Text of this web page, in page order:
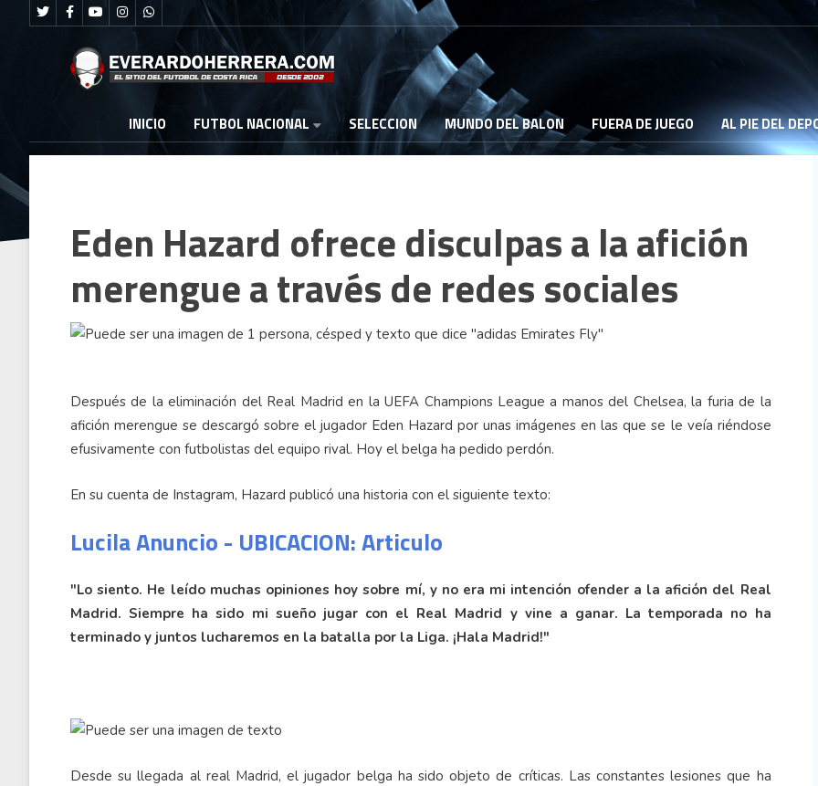
INICIO FUTBOL NACIONAL SELECCION MUNDO DEL BALON FUERA DE JUEGO AL PIE DEL
Eden Hazard ofrece disculpas a la afición
merengue a través de redes sociales
Después de la eliminación del Real Madrid en la UEFA Champions League a manos del Chelsea, la furia de la
afición merengue se descargó sobre el jugador Eden Hazard por unas imágenes en las que se le veía riéndose
efusivamente con futbolistas del equipo rival. Hoy el belga ha pedido perdón.
En su cuenta de Instagram, Hazard publicó una historia con el siguiente texto:
Lucila Anuncio - UBICACION: Articulo
"Lo siento. He leído muchas opiniones hoy sobre mí, y no era mi intención ofender a la afición del Real
Madrid. Siempre ha sido mi sueño jugar con el Real Madrid y vine a ganar. La temporada no ha
terminado y juntos lucharemos en la batalla por la Liga. ¡Hala Madrid!"
Desde su llegada al real Madrid, el jugador belga ha sido objeto de críticas. Las constantes lesiones que ha